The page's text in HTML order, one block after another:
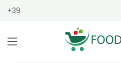
+39